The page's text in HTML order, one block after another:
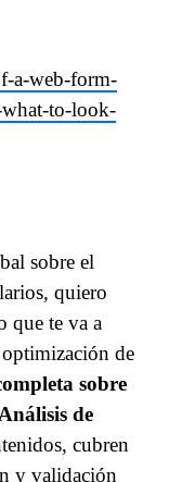
a-web-form-
to-look-
sobre el
quiero
que te va a
de
sobre
de
cubren
y validación